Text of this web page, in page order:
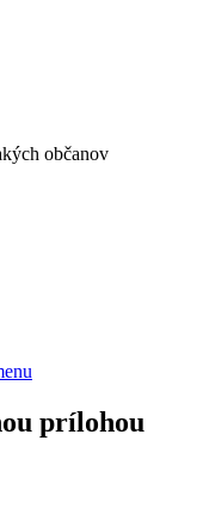
občanov
prílohou